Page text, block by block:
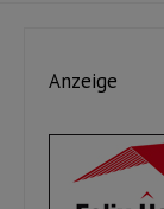
Anzeige